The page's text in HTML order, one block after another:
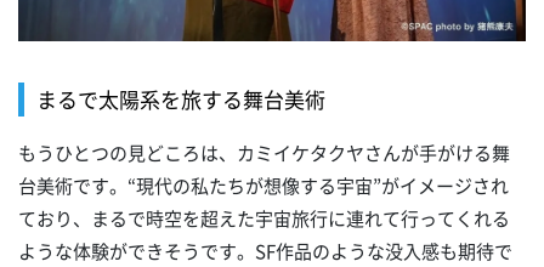
まるで太陽系を旅する舞台美術
もうひとつの見どころは、カミイケタクヤさんが手がける舞
台美術です。“現代の私たちが想像する宇宙”がイメージされ
ており、まるで時空を超えた宇宙旅行に連れて行ってくれる
ような体験ができそうです。SF作品のような没入感も期待で